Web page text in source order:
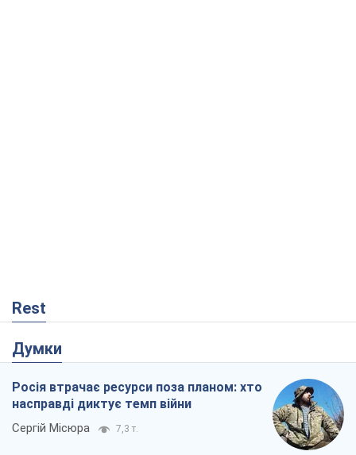
Rest
Думки
Росія втрачає ресурси поза планом: хто
насправді диктує темп війни
Сергій Місюра 7,3 т.